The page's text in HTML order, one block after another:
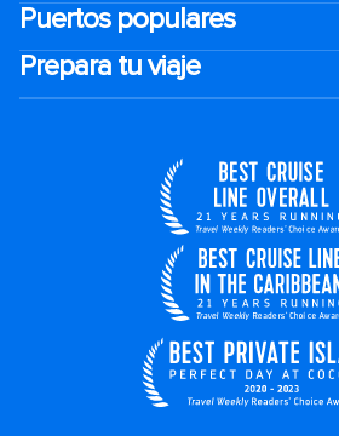
Puertos populares
Prepara tu viaje